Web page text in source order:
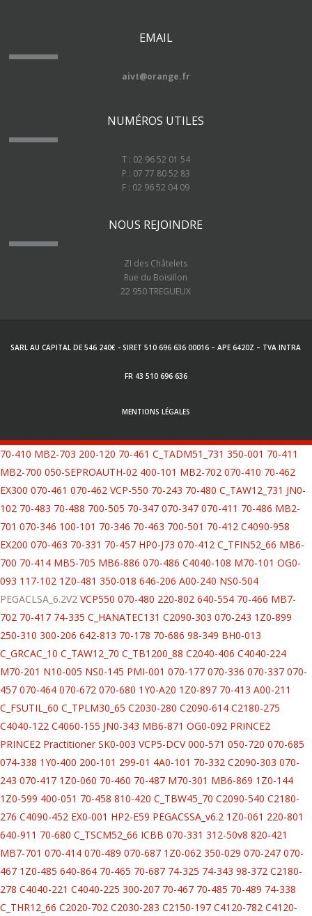
EMAIL
aivt@orange.fr
NUMÉROS UTILES
T : 02 96 52 01 54
P : 07 77 80 52 83
F : 02 96 52 04 09
NOUS REJOINDRE
ZI des Châtelets
Rue du Boisillon
22 950 TREGUEUX
SARL AU CAPITAL DE 546 240€ - SIRET 510 696 636 00016 – APE 6420Z – TVA INTRA
FR 43 510 696 636
MENTIONS LÉGALES
70-410 MB2-703 200-120 70-461 C_TADM51_731 350-001 70-411
MB2-700 050-SEPROAUTH-02 400-101 MB2-702 070-410 70-462
EX300 070-461 070-462 VCP-550 70-243 70-480 C_TAW12_731 JN0-
102 70-483 70-488 700-505 70-347 070-347 070-411 70-486 MB2-
701 070-346 100-101 70-346 70-463 700-501 70-412 C4090-958
EX200 070-463 70-331 70-457 HP0-J73 070-412 C_TFIN52_66 MB6-
700 70-414 MB5-705 MB6-886 070-486 C4040-108 M70-101 OG0-
093 117-102 1Z0-481 350-018 646-206 A00-240 NS0-504
PEGACLSA_6.2V2 VCP550 070-480 220-802 640-554 70-466 MB7-
702 70-417 74-335 C_HANATEC131 C2090-303 070-243 1Z0-899
250-310 300-206 642-813 70-178 70-686 98-349 BH0-013
C_GRCAC_10 C_TAW12_70 C_TB1200_88 C2040-406 C4040-224
M70-201 N10-005 NS0-145 PMI-001 070-177 070-336 070-337 070-
457 070-464 070-672 070-680 1Y0-A20 1Z0-897 70-413 A00-211
C_FSUTIL_60 C_TPLM30_65 C2030-280 C2090-614 C2180-275
C4040-122 C4060-155 JN0-343 MB6-871 OG0-092 PRINCE2
PRINCE2 Practitioner SK0-003 VCP5-DCV 000-571 050-720 070-685
074-338 1Y0-400 200-101 299-01 4A0-101 70-332 C2090-303 070-
243 070-417 1Z0-060 70-460 70-487 M70-301 MB6-869 1Z0-144
1Z0-599 400-051 70-458 810-420 C_TBW45_70 C2090-540 C2180-
276 C4090-452 EX0-001 HP2-E59 PEGACSSA_v6.2 1Z0-061 220-801
640-911 70-680 C_TSCM52_66 ICBB 070-331 312-50v8 820-421
MB7-701 070-414 070-489 070-687 1Z0-062 350-029 070-247 070-
467 1Z0-485 640-864 70-465 70-687 74-325 74-343 98-372 C2180-
278 C4040-221 C4040-225 300-207 70-467 70-485 70-489 74-338
C_THR12_66 C2020-702 C2030-283 C2150-197 C4120-782 C4120-